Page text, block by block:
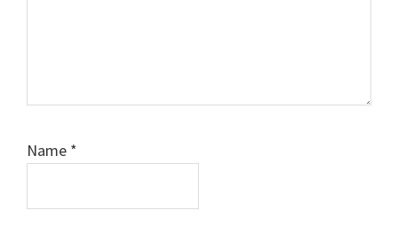
Name *